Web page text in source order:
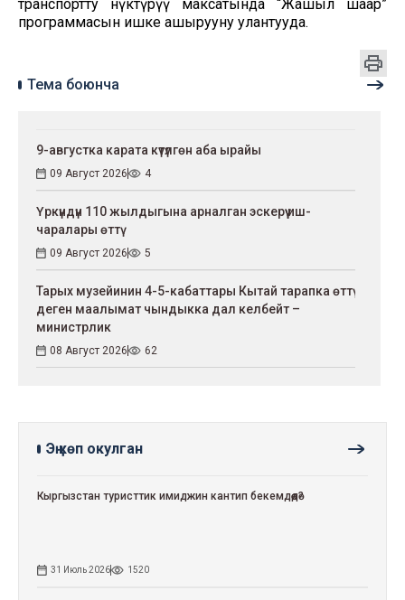
транспортту өнүктүрүү максатында “Жашыл шаар”
программасын ишке ашырууну улантууда.
Тема боюнча
9-августка карата күтүлгөн аба ырайы
09 Август 2026 4
Үркүндүн 110 жылдыгына арналган эскерүү иш-
чаралары өттү
09 Август 2026 5
Тарых музейинин 4-5-кабаттары Кытай тарапка өттү
деген маалымат чындыкка дал келбейт –
министрлик
08 Август 2026 62
Эң көп окулган
Кыргызстан туристтик имиджин кантип бекемдөөдө?
31 Июль 2026 1520